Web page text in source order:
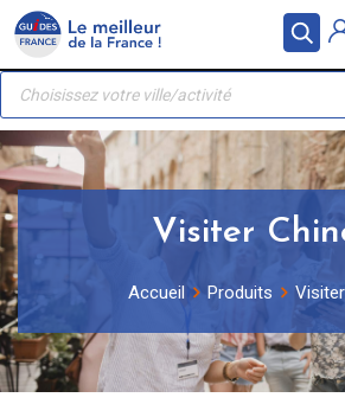
Panneau de gestion des cookies
Skip
content
Recherche
produits
Visiter
Accueil Produits